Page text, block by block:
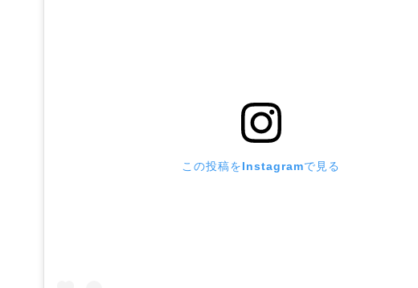
この投稿をInstagramで見る